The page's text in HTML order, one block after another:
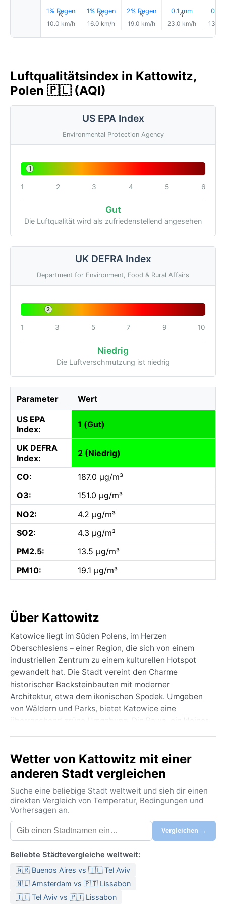
1% Regen
↑
10.0 km/h
1% Regen
↑
16.0 km/h
2% Regen
↑
19.0 km/h
0.1 mm
↑
23.0 km/h
0.3
13.0
Luftqualitätsindex in Kattowitz,
Polen 🇵🇱 (AQI)
US EPA Index
Environmental Protection Agency
1
1 2 3 4 5 6
Gut
Die Luftqualität wird als zufriedenstellend angesehen
UK DEFRA Index
Department for Environment, Food & Rural Affairs
2
1 3 5 7 9 10
Niedrig
Die Luftverschmutzung ist niedrig
Parameter Wert
US EPA
Index:
1 (Gut)
UK DEFRA
Index:
2 (Niedrig)
CO:
187.0 µg/m³
O3:
151.0 µg/m³
NO2:
4.2 µg/m³
SO2:
4.3 µg/m³
PM2.5:
13.5 µg/m³
PM10:
19.1 µg/m³
Über Kattowitz
Katowice liegt im Süden Polens, im Herzen
Oberschlesiens – einer Region, die sich von einem
industriellen Zentrum zu einem kulturellen Hotspot
gewandelt hat. Die Stadt vereint den Charme
historischer Backsteinbauten mit moderner
Architektur, etwa dem ikonischen Spodek. Umgeben
von Wäldern und Parks, bietet Katowice eine
überraschend grüne Umgebung. Die Rawa, ein kleiner
ermöglicht. Hier pulsiert das Leben in Cafés und
Galerien, und die postindustrielle Atmosphäre verleiht
der Stadt einen eigenwilligen, authentischen Reiz.
Klimatisch herrscht in Katowice ein warm-feuchtes
Kontinentalklima (Köppen Dfb) mit vier ausgeprägten
Jahreszeiten. Die Sommer sind mild bis warm, mit
Durchschnittstemperaturen um 20°C und
mäßig. Die Winter dagegen sind kalt, oft unter dem
Gefrierpunkt, mit Schneefall und Nebel. Die
Niederschläge verteilen sich gleichmäßig übers Jahr,
wobei der Juli meist der regenreichste Monat ist. Für
Wetter von Kattowitz mit einer
anderen Stadt vergleichen
Suche eine beliebige Stadt weltweit und sieh dir einen
direkten Vergleich von Temperatur, Bedingungen und
Vorhersagen an.
Vergleichen →
Beliebte Städtevergleiche weltweit:
🇦🇷 Buenos Aires vs 🇮🇱 Tel Aviv
🇳🇱 Amsterdam vs 🇵🇹 Lissabon
🇮🇱 Tel Aviv vs 🇵🇹 Lissabon